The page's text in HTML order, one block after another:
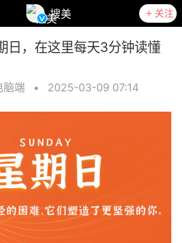
搜美 关注
卡卡动能素 无创溶斑术
日，在这里每天3分钟读懂
脑端 • 2025-03-09 07:14